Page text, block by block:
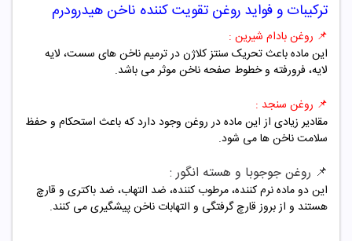
ترکیبات و فواید روغن تقویت کننده ناخن هیدرودرم
📌 روغن بادام شیرین :
این ماده باعث تحریک سنتز کلاژن در ترمیم ناخن های سست، لایه
لایه، فرورفته و خطوط صفحه ناخن موثر می باشد.
📌 روغن سنجد :
مقادیر زیادی از این ماده در روغن وجود دارد که باعث استحکام و حفظ
سلامت ناخن ها می شود.
📌 روغن جوجوبا و هسته انگور :
این دو ماده نرم کننده، مرطوب کننده، ضد التهاب، ضد باکتری و قارچ
هستند و از بروز قارچ گرفتگی و التهابات ناخن پیشگیری می کنند.